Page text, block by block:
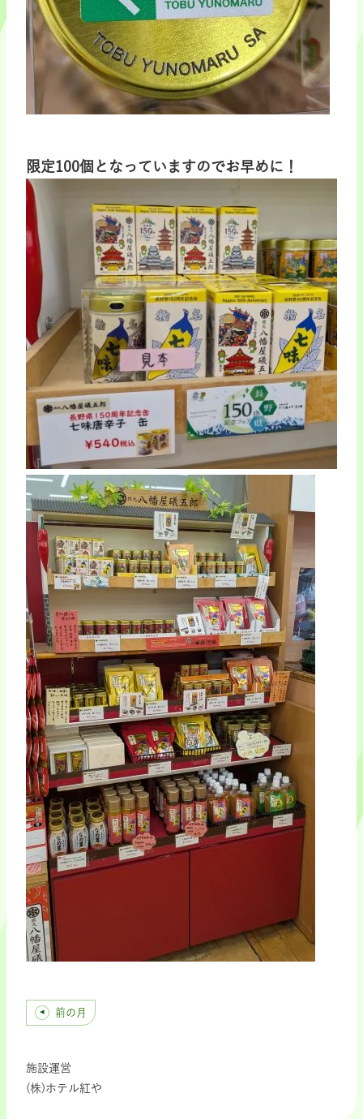
限定100個となっていますのでお早めに！
前の月
施設運営
(株)ホテル紅や